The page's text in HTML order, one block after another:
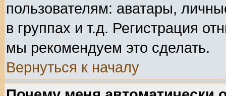
пользователям: аватары,
в группах и т.д. Регистрация
мы рекомендуем это сделать.
Вернуться к началу